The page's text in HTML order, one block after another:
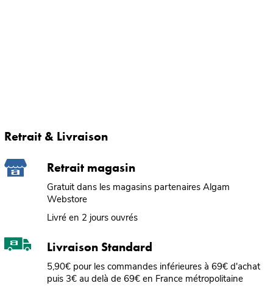
Retrait & Livraison
Retrait magasin
Gratuit dans les magasins partenaires Algam
Webstore
Livré en 2 jours ouvrés
Livraison Standard
5,90€ pour les commandes inférieures à 69€ d'achat
puis 3€ au delà de 69€ en France métropolitaine